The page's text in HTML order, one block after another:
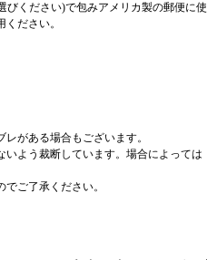
びください)で包みアメリカ製の郵便に使
ださい。
がある場合もございます。
よう裁断しています。場合によっては
ご了承ください。